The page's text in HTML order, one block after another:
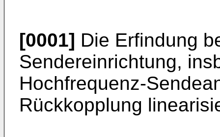
[0001] Die Erfindung
Sendereinrichtung,
Hochfrequenz-
Rückkopplung